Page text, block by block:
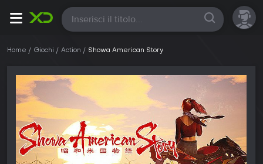
Tutte
Home Giochi Action Showa American Story